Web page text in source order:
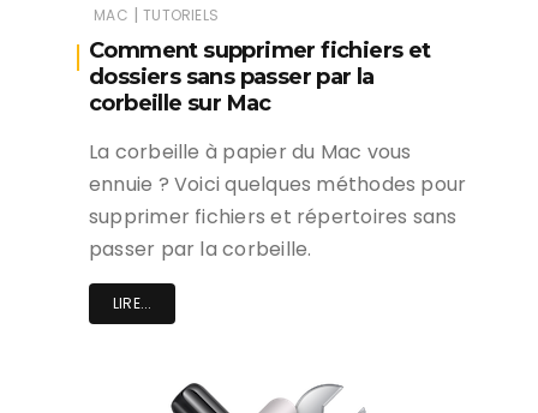
MAC | TUTORIELS
Comment supprimer fichiers et
dossiers sans passer par la
corbeille sur Mac
La corbeille à papier du Mac vous
ennuie ? Voici quelques méthodes pour
supprimer fichiers et répertoires sans
passer par la corbeille.
LIRE...